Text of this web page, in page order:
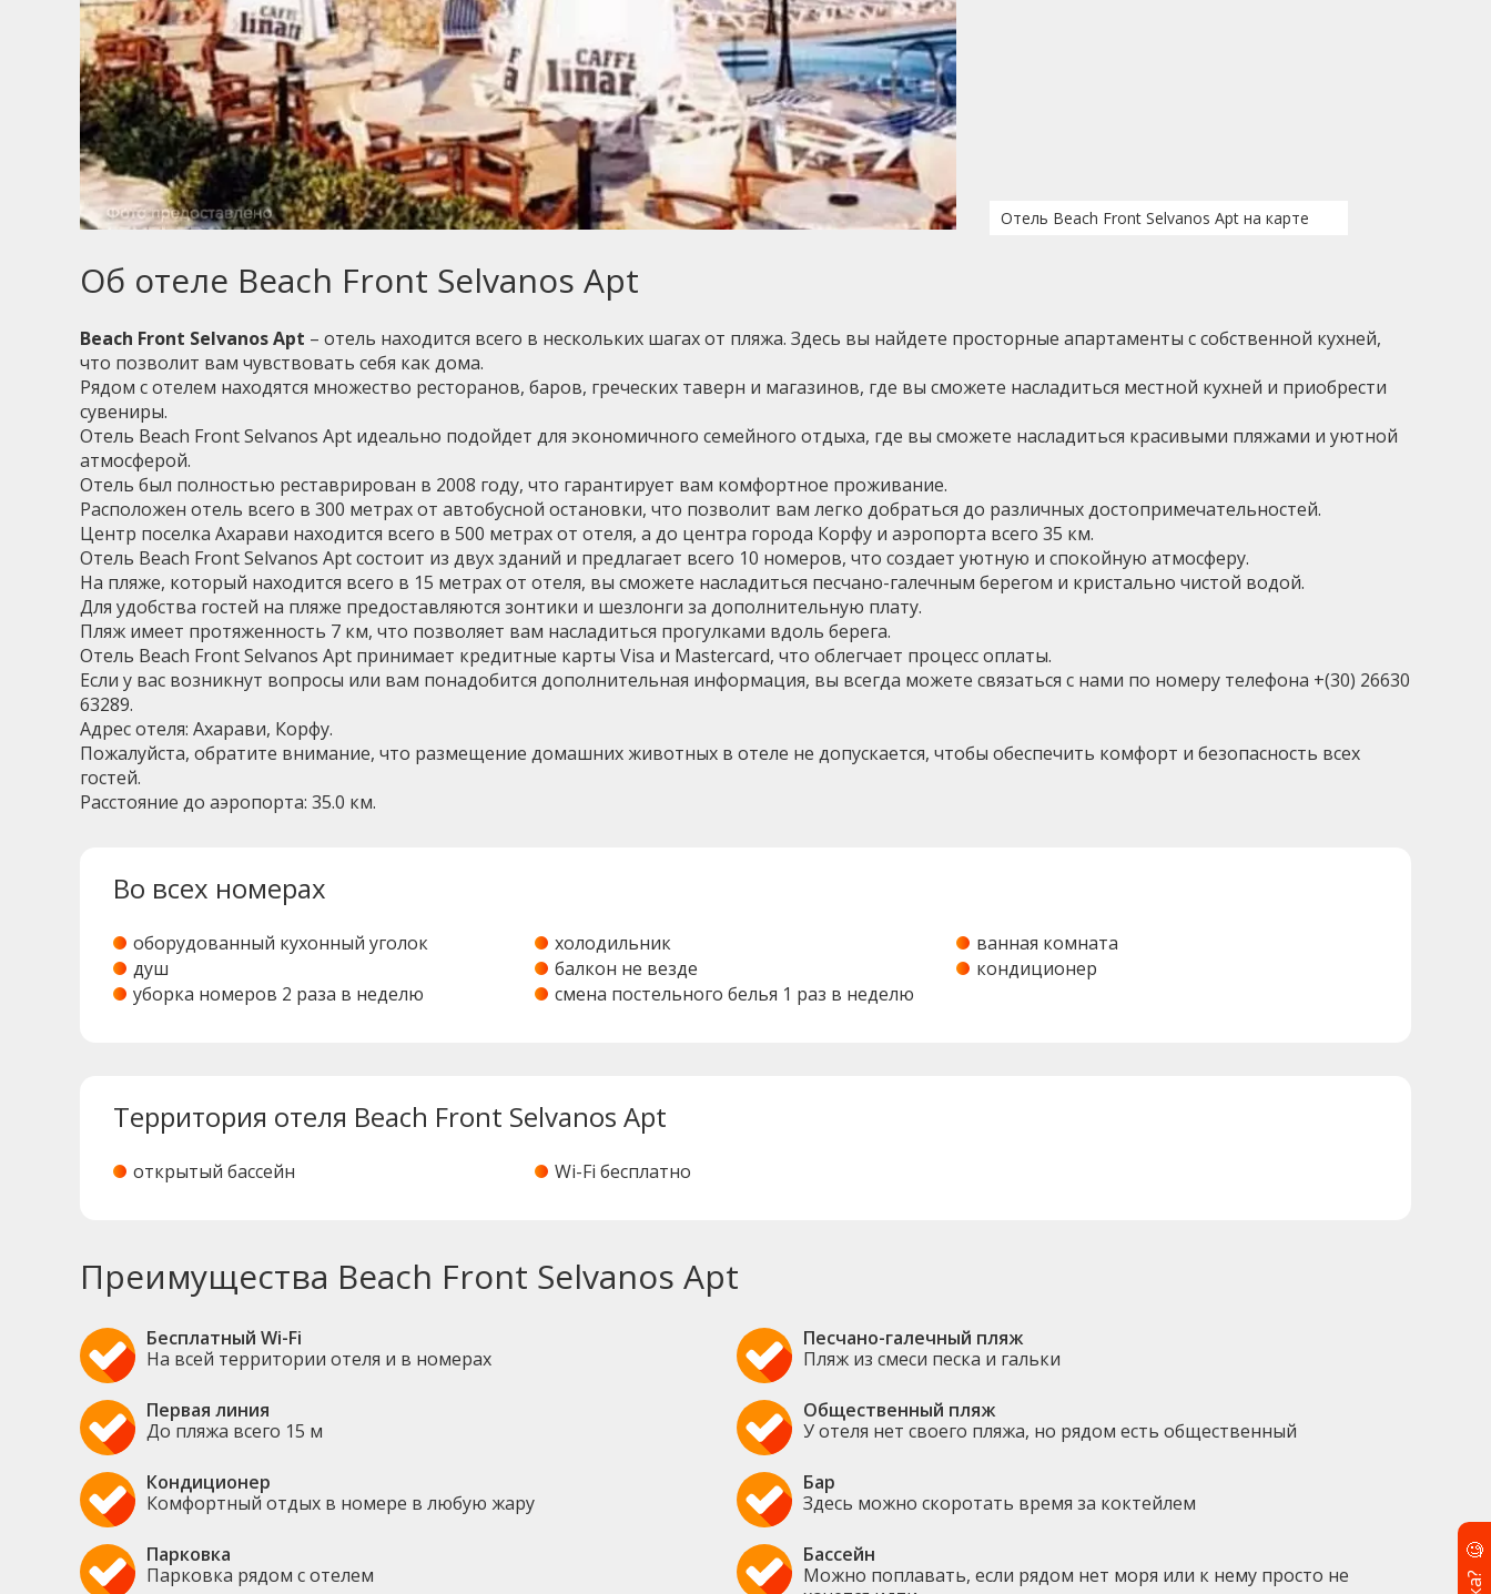
Отель Beach Front Selvanos Apt на карте
Об отеле Beach Front Selvanos Apt
Beach Front Selvanos Apt – отель находится всего в нескольких шагах от пляжа. Здесь вы найдете просторные апартаменты с собственной кухней,
что позволит вам чувствовать себя как дома.
Рядом с отелем находятся множество ресторанов, баров, греческих таверн и магазинов, где вы сможете насладиться местной кухней и приобрести
сувениры.
Отель Beach Front Selvanos Apt идеально подойдет для экономичного семейного отдыха, где вы сможете насладиться красивыми пляжами и уютной
атмосферой.
Отель был полностью реставрирован в 2008 году, что гарантирует вам комфортное проживание.
Расположен отель всего в 300 метрах от автобусной остановки, что позволит вам легко добраться до различных достопримечательностей.
Центр поселка Ахарави находится всего в 500 метрах от отеля, а до центра города Корфу и аэропорта всего 35 км.
Отель Beach Front Selvanos Apt состоит из двух зданий и предлагает всего 10 номеров, что создает уютную и спокойную атмосферу.
На пляже, который находится всего в 15 метрах от отеля, вы сможете насладиться песчано-галечным берегом и кристально чистой водой.
Для удобства гостей на пляже предоставляются зонтики и шезлонги за дополнительную плату.
Пляж имеет протяженность 7 км, что позволяет вам насладиться прогулками вдоль берега.
Отель Beach Front Selvanos Apt принимает кредитные карты Visa и Mastercard, что облегчает процесс оплаты.
Если у вас возникнут вопросы или вам понадобится дополнительная информация, вы всегда можете связаться с нами по номеру телефона +(30) 26630
63289.
Адрес отеля: Ахарави, Корфу.
Пожалуйста, обратите внимание, что размещение домашних животных в отеле не допускается, чтобы обеспечить комфорт и безопасность всех
гостей.
Расстояние до аэропорта: 35.0 км.
Во всех номерах
оборудованный кухонный уголок холодильник
ванная комната
душ
балкон не везде
кондиционер
уборка номеров 2 раза в неделю
смена постельного белья 1 раз в неделю
Территория отеля Beach Front Selvanos Apt
открытый бассейн Wi-Fi бесплатно
Преимущества Beach Front Selvanos Apt
Бесплатный Wi-Fi
На всей территории отеля и в номерах
Песчано-галечный пляж
Пляж из смеси песка и гальки
Первая линия
До пляжа всего 15 м
Общественный пляж
У отеля нет своего пляжа, но рядом есть общественный
Кондиционер
Комфортный отдых в номере в любую жару
Бар
Здесь можно скоротать время за коктейлем
Парковка
Парковка рядом с отелем
Бассейн
Можно поплавать, если рядом нет моря или к нему просто не
🧐